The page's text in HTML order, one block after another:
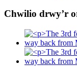
Chwilio drwy’r